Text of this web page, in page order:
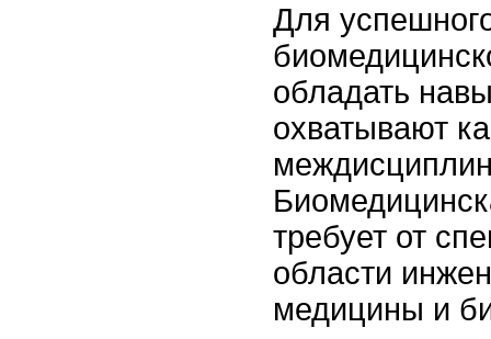
Для
обладать
охватывают
требует от
области
медицины и